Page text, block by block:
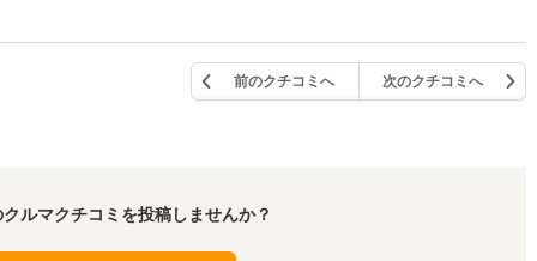
前のクチコミへ 次のクチコミへ
ルマクチコミを投稿しませんか？